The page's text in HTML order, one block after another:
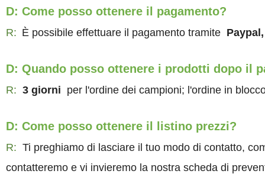
D: Come posso ottenere il pagamento?
R: È possibile effettuare il pagamento tramite
D: Quando posso ottenere i prodotti dopo il
R: 3 giorni per l'ordine dei campioni; l'ordine in
D: Come posso ottenere il listino prezzi?
R: Ti preghiamo di lasciare il tuo modo di contatto,
contatteremo e vi invieremo la nostra scheda di